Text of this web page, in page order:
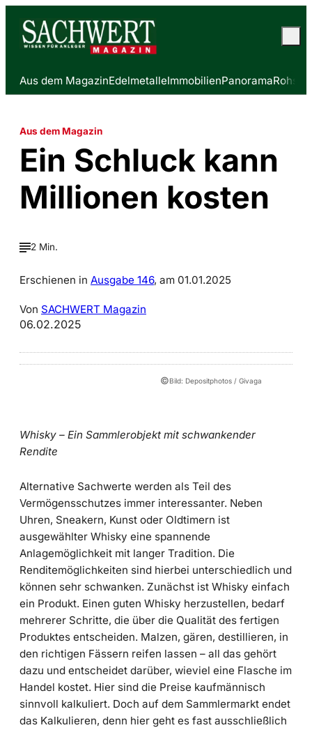
Aus dem MagazinEdelmetalleImmobilienPanorama
Aus dem Magazin
Ein Schluck kann
Millionen kosten
2 Min.
Erschienen in Ausgabe 146, am 01.01.2025
Von SACHWERT Magazin
06.02.2025
©Bild: Depositphotos / Givaga
Whisky – Ein Sammlerobjekt mit schwankender
Rendite
Alternative Sachwerte werden als Teil des
Vermögensschutzes immer interessanter. Neben
Uhren, Sneakern, Kunst oder Oldtimern ist
ausgewählter Whisky eine spannende
Anlagemöglichkeit mit langer Tradition. Die
Renditemöglichkeiten sind hierbei unterschiedlich und
können sehr schwanken. Zunächst ist Whisky einfach
ein Produkt. Einen guten Whisky herzustellen, bedarf
mehrerer Schritte, die über die Qualität des fertigen
Produktes entscheiden. Malzen, gären, destillieren, in
den richtigen Fässern reifen lassen – all das gehört
dazu und entscheidet darüber, wieviel eine Flasche im
Handel kostet. Hier sind die Preise kaufmännisch
sinnvoll kalkuliert. Doch auf dem Sammlermarkt endet
das Kalkulieren, denn hier geht es fast ausschließlich